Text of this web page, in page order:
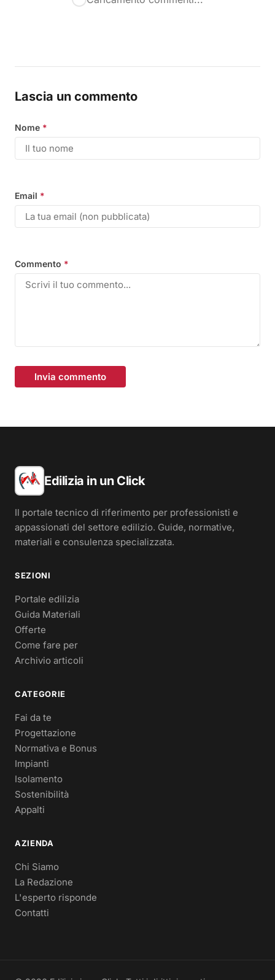
Lascia un commento
Nome *
Email *
Commento *
Invia commento
Edilizia in un Click
Il portale tecnico di riferimento per professionisti e
appassionati del settore edilizio. Guide, normative,
materiali e consulenza specializzata.
SEZIONI
Portale edilizia
Guida Materiali
Offerte
Come fare per
Archivio articoli
CATEGORIE
Fai da te
Progettazione
Normativa e Bonus
Impianti
Isolamento
Sostenibilità
Appalti
AZIENDA
Chi Siamo
La Redazione
L'esperto risponde
Contatti